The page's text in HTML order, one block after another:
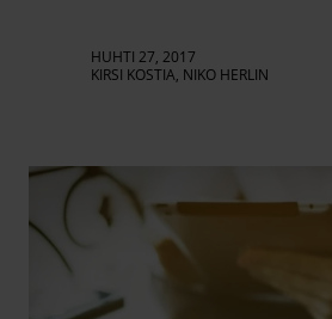
HUHTI 27, 2017
KIRSI KOSTIA, NIKO HERLIN